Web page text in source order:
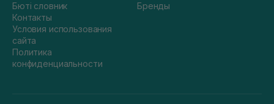
Бюті словник
Контакты
Условия использования
сайта
Политика
конфиденциальности
Бренды